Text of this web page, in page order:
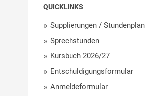
QUICKLINKS
Supplierungen / Stundenplan
Sprechstunden
Kursbuch 2026/27
Entschuldigungsformular
Anmeldeformular